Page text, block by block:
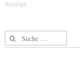
Suche nach: